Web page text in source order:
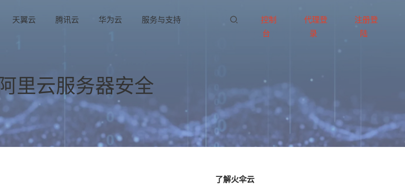
天翼云 腾讯云 华为云 服务与支持
控制
台
代理登
录
注册登
陆
阿里云服务器安全
了解火伞云